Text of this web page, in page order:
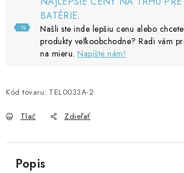
BATÉRIE.
Našli ste inde lepšiu cenu alebo
produkty veľkoobchodne? Radi vám
na mieru. Napíšte nám!
Kód tovaru: TEL0033A-2
Tlač Zdieľať
Popis